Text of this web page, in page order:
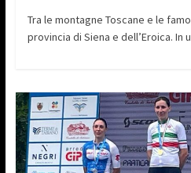
Tra le montagne Toscane e le
provincia di Siena e dell’Eroica.